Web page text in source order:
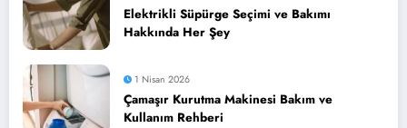
Elektrikli Süpürge Seçimi ve Bakımı
Hakkında Her Şey
1 Nisan 2026
Çamaşır Kurutma Makinesi Bakım ve
Kullanım Rehberi